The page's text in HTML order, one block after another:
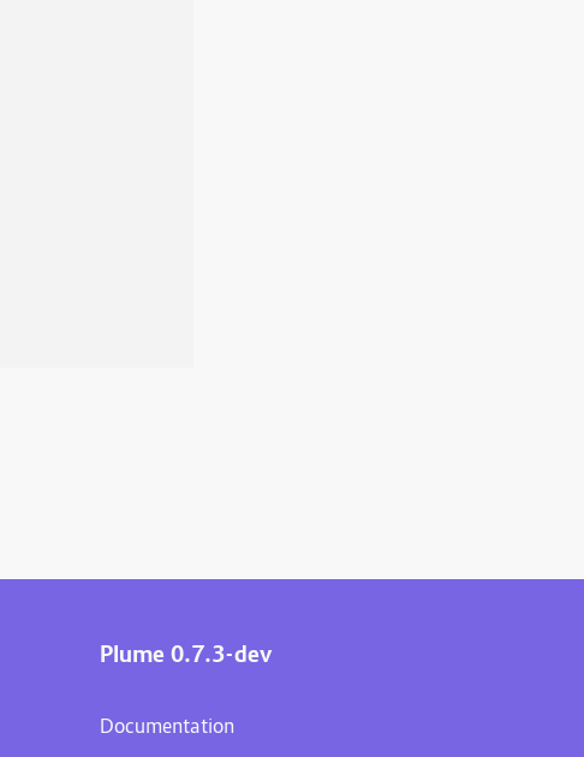
Plume 0.7.3-dev
Documentation